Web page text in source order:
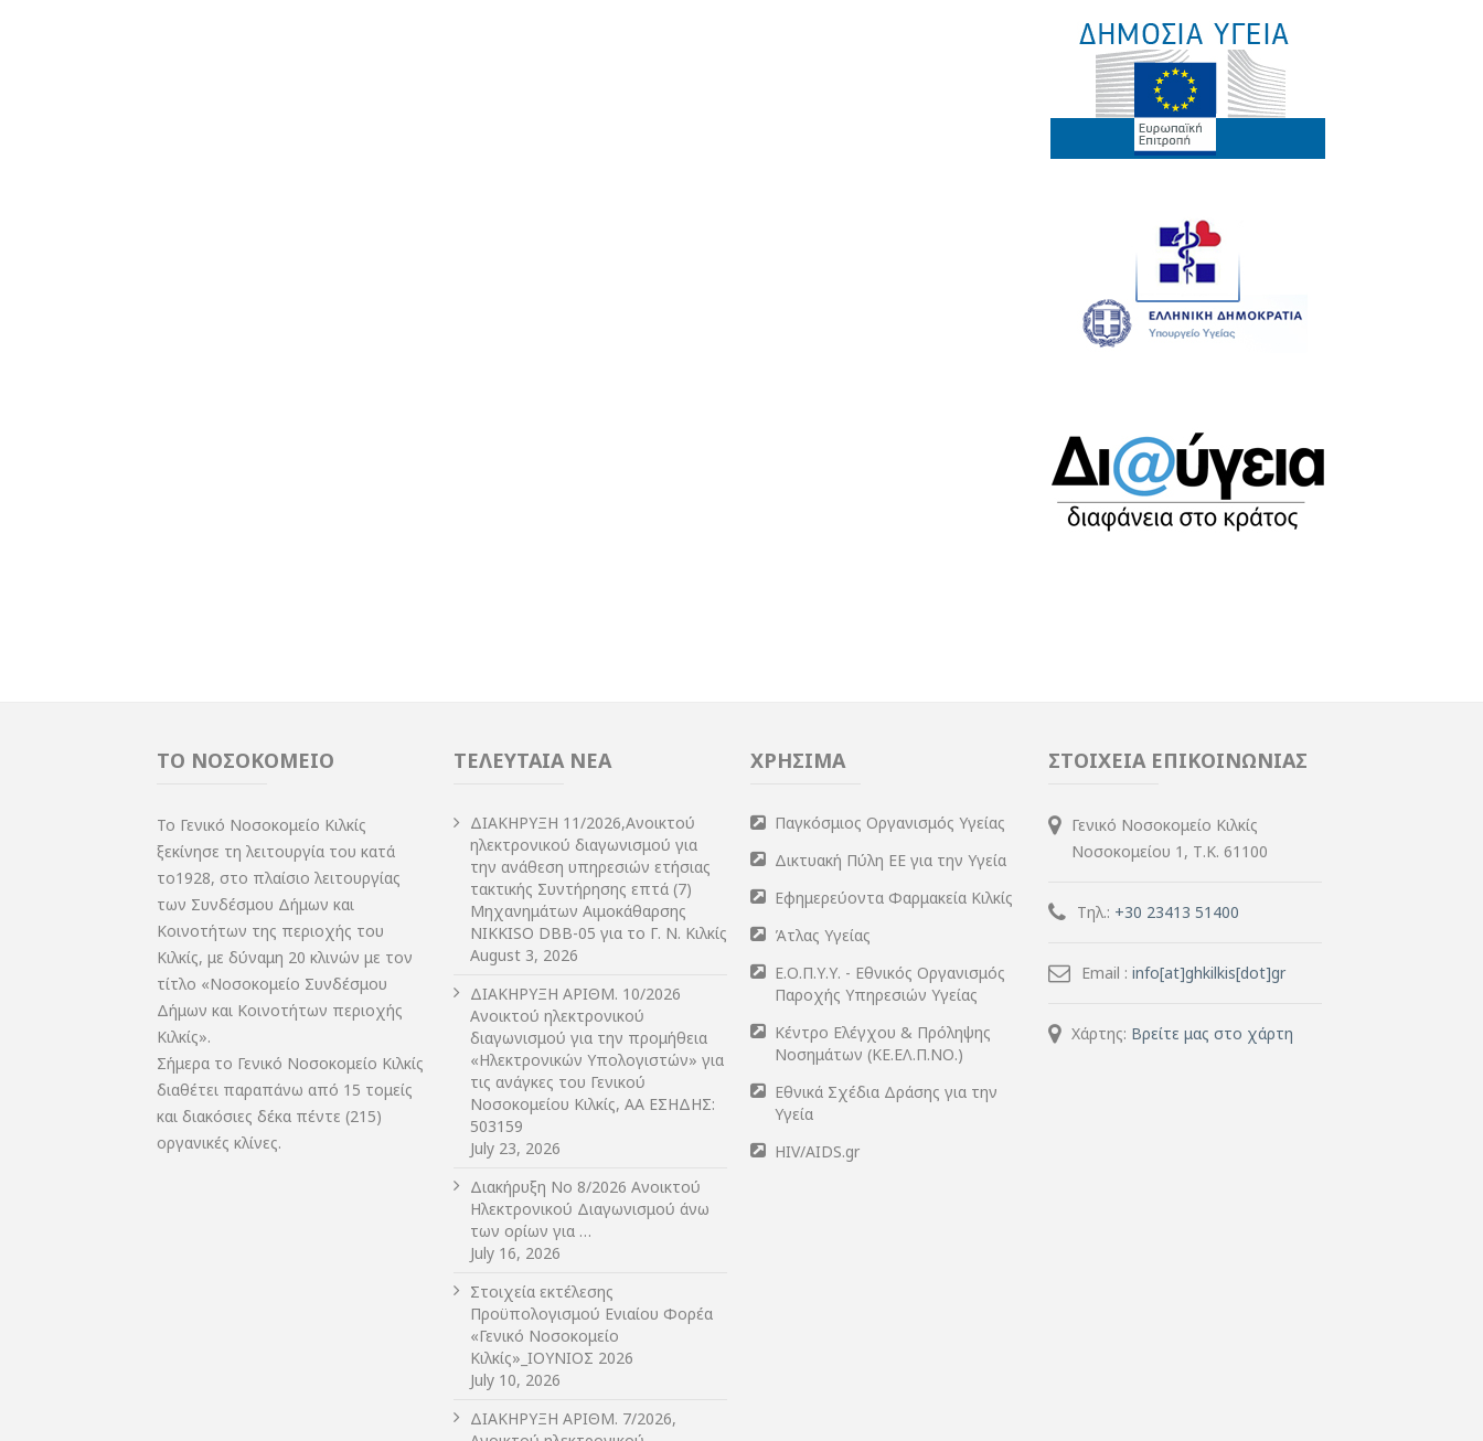
ΤΟ ΝΟΣΟΚΟΜΕΙΟ
Το Γενικό Νοσοκομείο Κιλκίς
ξεκίνησε τη λειτουργία του κατά
το1928, στο πλαίσιο λειτουργίας
των Συνδέσμου Δήμων και
Κοινοτήτων της περιοχής του
Κιλκίς, με δύναμη 20 κλινών με τον
τίτλο «Νοσοκομείο Συνδέσμου
Δήμων και Κοινοτήτων περιοχής
Κιλκίς».
Σήμερα το Γενικό Νοσοκομείο Κιλκίς
διαθέτει παραπάνω από 15 τομείς
και διακόσιες δέκα πέντε (215)
οργανικές κλίνες.
ΤΕΛΕΥΤΑΙΑ ΝΕΑ
ΔIΑΚΗΡΥΞΗ 11/2026,Ανοικτού
ηλεκτρονικού διαγωνισμού για
την ανάθεση υπηρεσιών ετήσιας
τακτικής Συντήρησης επτά (7)
Μηχανημάτων Αιμοκάθαρσης
NIKKISO DBB-05 για το Γ. Ν. Κιλκίς
August 3, 2026
ΔIΑΚΗΡΥΞΗ ΑΡIΘΜ. 10/2026
Ανοικτού ηλεκτρονικού
διαγωνισμού για την προμήθεια
«Ηλεκτρονικών Υπολογιστών» για
τις ανάγκες του Γενικού
Νοσοκομείου Κιλκίς, ΑΑ ΕΣΗΔΗΣ:
503159
July 23, 2026
Διακήρυξη Νο 8/2026 Ανοικτού
Ηλεκτρονικού Διαγωνισμού άνω
των ορίων για …
July 16, 2026
Στοιχεία εκτέλεσης
Προϋπολογισμού Ενιαίου Φορέα
«Γενικό Νοσοκομείο
Κιλκίς»_ΙΟΥΝΙΟΣ 2026
July 10, 2026
ΔIΑΚΗΡΥΞΗ ΑΡIΘΜ. 7/2026,
ΧΡΗΣΙΜΑ
Παγκόσμιος Οργανισμός Υγείας
Δικτυακή Πύλη ΕΕ για την Υγεία
Εφημερεύοντα Φαρμακεία Κιλκίς
Άτλας Υγείας
Ε.Ο.Π.Υ.Υ. - Εθνικός Οργανισμός
Παροχής Υπηρεσιών Υγείας
Κέντρο Ελέγχου & Πρόληψης
Νοσημάτων (ΚΕ.ΕΛ.Π.ΝΟ.)
Εθνικά Σχέδια Δράσης για την
Υγεία
HIV/AIDS.gr
ΣΤΟΙΧΕΙΑ ΕΠΙΚΟΙΝΩΝΙΑΣ
Γενικό Νοσοκομείο Κιλκίς
Νοσοκομείου 1, Τ.Κ. 61100
Τηλ.: +30 23413 51400
Email : info[at]ghkilkis[dot]gr
Χάρτης: Βρείτε μας στο χάρτη